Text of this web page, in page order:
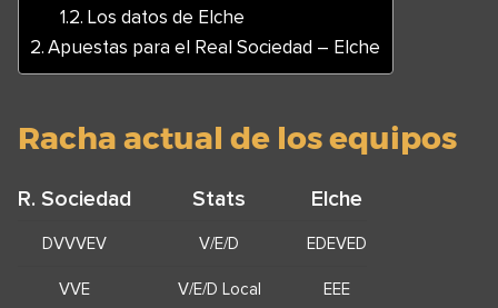
Los datos de Elche
Apuestas para el Real Sociedad – Elche
Racha actual de los equipos
R. Sociedad Stats Elche
DVVVEV V/E/D EDEVED
VVE V/E/D Local EEE